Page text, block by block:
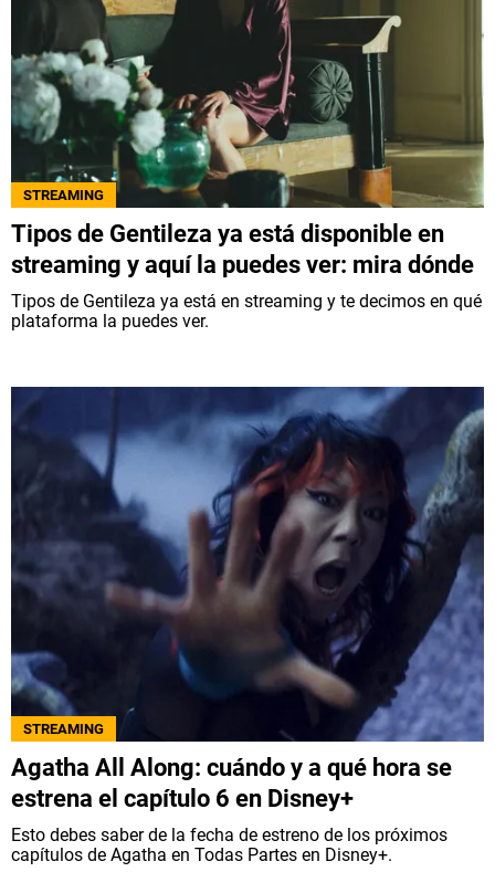
STREAMING
Tipos de Gentileza ya está disponible en
streaming y aquí la puedes ver: mira dónde
Tipos de Gentileza ya está en streaming y te decimos en qué
plataforma la puedes ver.
STREAMING
Agatha All Along: cuándo y a qué hora se
estrena el capítulo 6 en Disney+
Esto debes saber de la fecha de estreno de los próximos
capítulos de Agatha en Todas Partes en Disney+.